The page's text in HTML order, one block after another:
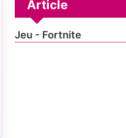
Article
Jeu - Fortnite